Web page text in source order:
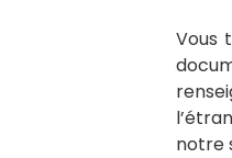
Vous
notre